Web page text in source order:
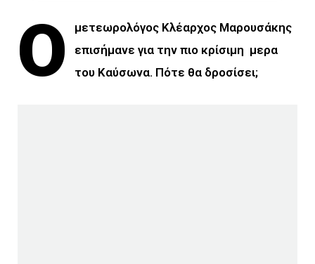
Ο
μετεωρολόγος Κλέαρχος Μαρουσάκης
επισήμανε για την πιο κρίσιμη μερα
του Καύσωνα. Πότε θα δροσίσει;